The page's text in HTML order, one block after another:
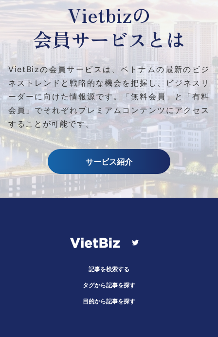
Vietbizの
会員サービスとは
VietBizの会員サービスは、ベトナムの最新のビジ
ネストレンドと戦略的な機会を把握し、ビジネスリ
ーダーに向けた情報源です。
「無料会員」と「有料
会員」でそれぞれプレミアムコンテンツにアクセス
することが可能です。
サービス紹介
記事を検索する
タグから記事を探す
目的から記事を探す